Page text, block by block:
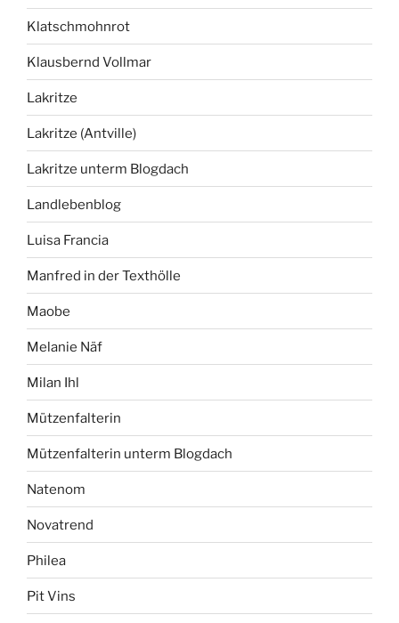
Klatschmohnrot
Klausbernd Vollmar
Lakritze
Lakritze (Antville)
Lakritze unterm Blogdach
Landlebenblog
Luisa Francia
Manfred in der Texthölle
Maobe
Melanie Näf
Milan Ihl
Mützenfalterin
Mützenfalterin unterm Blogdach
Natenom
Novatrend
Philea
Pit Vins